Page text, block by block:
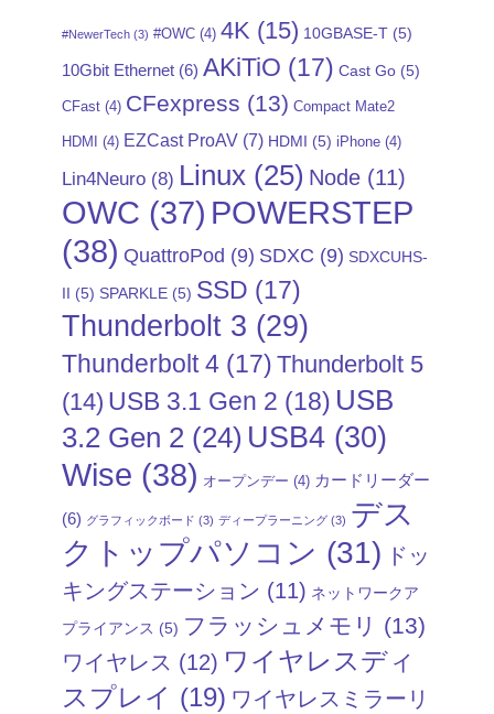
#NewerTech (3) #OWC (4) 4K (15) 10GBASE-T (5)
10Gbit Ethernet (6) AKiTiO (17) Cast Go (5)
CFast (4) CFexpress (13) Compact Mate2
HDMI (4) EZCast ProAV (7) HDMI (5) iPhone (4)
Lin4Neuro (8) Linux (25) Node (11)
OWC (37) POWERSTEP
(38) QuattroPod (9) SDXC (9) SDXCUHS-
II (5) SPARKLE (5) SSD (17)
Thunderbolt 3 (29)
Thunderbolt 4 (17) Thunderbolt 5
(14) USB 3.1 Gen 2 (18) USB
3.2 Gen 2 (24) USB4 (30)
Wise (38) オープンデー (4) カードリーダー
(6) グラフィックボード (3) ディープラーニング (3) デス
クトップパソコン (31) ドッ
キングステーション (11) ネットワークア
プライアンス (5) フラッシュメモリ (13)
ワイヤレス (12) ワイヤレスディ
スプレイ (19) ワイヤレスミラーリ